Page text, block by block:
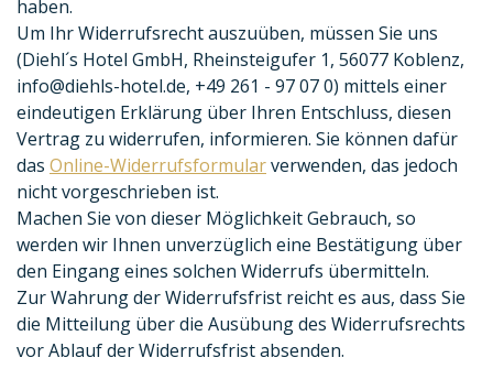
haben.
Um Ihr Widerrufsrecht auszuüben, müssen Sie uns
(Diehl´s Hotel GmbH, Rheinsteigufer 1, 56077 Koblenz,
info@diehls-hotel.de, +49 261 - 97 07 0) mittels einer
eindeutigen Erklärung über Ihren Entschluss, diesen
Vertrag zu widerrufen, informieren. Sie können dafür
das Online-Widerrufsformularverwenden, das jedoch
nicht vorgeschrieben ist.
Machen Sie von dieser Möglichkeit Gebrauch, so
werden wir Ihnen unverzüglich eine Bestätigung über
den Eingang eines solchen Widerrufs übermitteln.
Zur Wahrung der Widerrufsfrist reicht es aus, dass Sie
die Mitteilung über die Ausübung des Widerrufsrechts
vor Ablauf der Widerrufsfrist absenden.